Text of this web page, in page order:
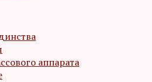
аппарата